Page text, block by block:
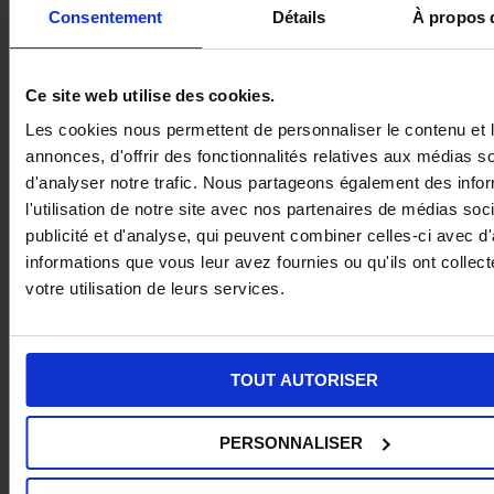
Consentement Détails À propos
Ce site web utilise des cookies.
Les cookies nous permettent de personnaliser le contenu et
annonces, d'offrir des fonctionnalités relatives aux médias
d'analyser notre trafic. Nous partageons également des
l'utilisation de notre site avec nos partenaires de médias
publicité et d'analyse, qui peuvent combiner celles-ci avec
informations que vous leur avez fournies ou qu'ils ont
votre utilisation de leurs services.
TOUT AUTORISER
PERSONNALISER
il a posé un jour de congé payé et n’a donc pas
Les zones d’ombre et la suite
législative attendue
La solution dégagée par la Cour de cassation
soulève une question majeure : ce revirement
jurisprudentiel s’applique-t-il aux 5 semaines de
congés payés prévus par l’article L.3141-3 du Code
du travail ou s’applique-t-il seulement aux 4
semaines de congés payés garanties par l’article 7
de la directive 2003/88/ CE du 4 novembre 2003
conventionnels ?
position officielle du législateur, laquelle ne saurait
s’exprimer qu’à travers une loi.
Nota bene :« la solution dégagée par la Cour de